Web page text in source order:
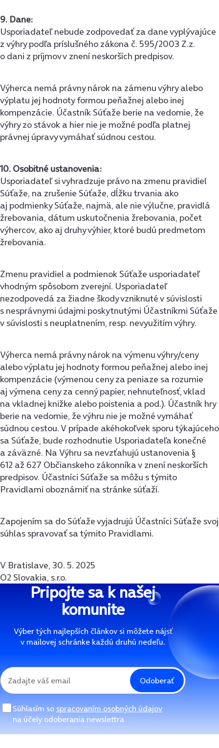
9. Dane:
Usporiadateľ nebude zodpovedať za dane vyplývajúce
z výhry podľa príslušného zákona č. 595/2003 Z.z.
o dani z príjmov v znení neskorších predpisov.
Výherca nemá právny nárok na zámenu výhry alebo
výplatu jej hodnoty formou peňažnej alebo inej
kompenzácie. Účastník Súťaže berie na vedomie, že
výhry zo stávok a hier nie je možné podľa platnej
právnej úpravy vymáhať súdnou cestou.
10. Osobitné ustanovenia:
Usporiadateľ si vyhradzuje právo na zmenu pravidiel
Súťaže, na zrušenie Súťaže, dĺžku trvania ako
aj podmienky Súťaže, najmä, ale nie výlučne, pravidlá
žrebovania, dátum uskutočnenia žrebovania, počet
výhercov, ako aj druhy výhier, ktoré budú predmetom
žrebovania.
Zmenu pravidiel a podmienok Súťaže usporiadateľ
vhodným spôsobom zverejní. Usporiadateľ
nezodpovedá za žiadne škody vzniknuté v súvislosti
s nesprávnymi údajmi poskytnutými Účastníkmi Súťaže
v súvislosti s neuplatnením, resp. nevyužitím výhry.
Výherca nemá právny nárok na výmenu výhry/ceny
alebo výplatu jej hodnoty formou peňažnej alebo inej
kompenzácie (výmenou ceny za peniaze sa rozumie
aj výmena ceny za cenný papier, nehnuteľnosť, vklad
na vkladnej knižke alebo poistenia a pod.). Účastník hry
berie na vedomie, že výhru nie je možné vymáhať
súdnou cestou. V prípade akéhokoľvek sporu týkajúceho
sa Súťaže, bude rozhodnutie Usporiadateľa konečné
a záväzné. Na Výhru sa nevzťahujú ustanovenia §
612 až 627 Občianskeho zákonníka v znení neskorších
predpisov. Účastníci Súťaže sa môžu s týmito
Pravidlami oboznámiť na stránke súťaží.
Zapojením sa do Súťaže vyjadrujú Účastníci Súťaže svoj
súhlas spravovať sa týmito Pravidlami.
V Bratislave, 30. 5. 2025
O2 Slovakia, s.r.o.
Pripojte sa k našej
komunite
Výber tých najlepších článkov si môžete nájsť
v mailovej schránke každú druhú nedeľu.
Odoberať
Súhlasím so spracovaním osobných údajov
na účely odoberania newslettra